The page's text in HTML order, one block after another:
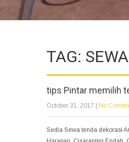
TAG:
tips Pintar memilih
October 31, 2017 No
Sedia Sewa tenda dekorasi